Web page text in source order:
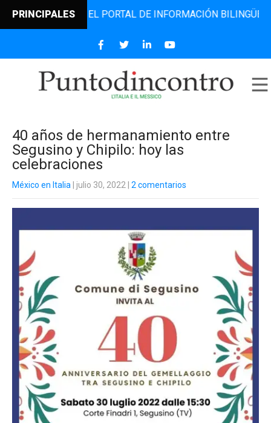
PRINCIPALESEL PORTAL DE INFORMACIÓN BILINGÜE QUE
40 años de hermanamiento entre
Segusino y Chipilo: hoy las
celebraciones
México en Italia | julio 30, 2022 2 comentarios